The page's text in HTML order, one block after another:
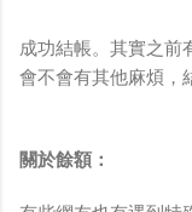
成功結帳。其實之前
會不會有其他麻煩，
關於餘額：